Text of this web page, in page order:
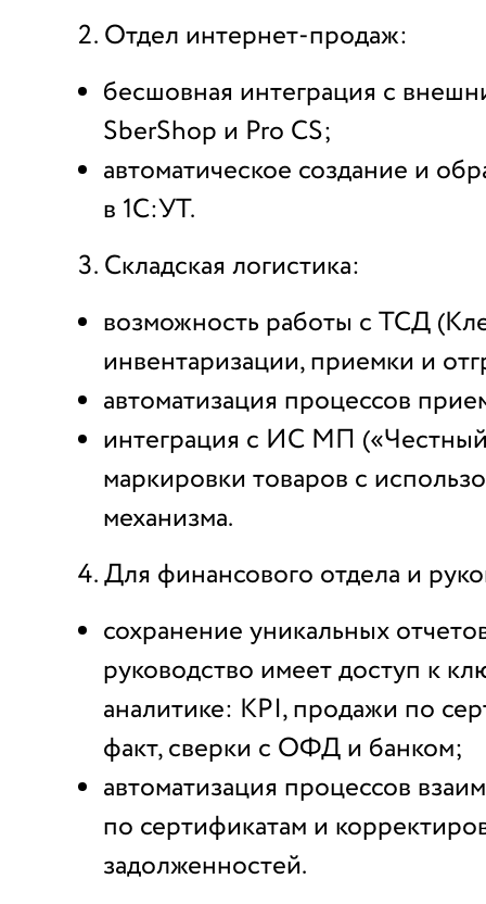
Отдел интернет-продаж:
бесшовная интеграция с
SberShop и Pro CS;
автоматическое создание и
в 1С:УТ.
Складская логистика:
возможность работы с ТСД
инвентаризации, приемки и
автоматизация процессов
интеграция с ИС МП
маркировки товаров с
механизма.
Для финансового отдела и
сохранение уникальных
руководство имеет доступ к
аналитике: KPI, продажи по
факт, сверки с ОФД и банком;
автоматизация процессов
по сертификатам и
задолженностей.